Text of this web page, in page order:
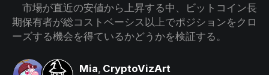
市場が直近の安値から上昇する中、ビットコイン長
期保有者が総コストベーシス以上でポジションをクロ
ーズする機会を得ているかどうかを検証する。
Mia, CryptoVizArt